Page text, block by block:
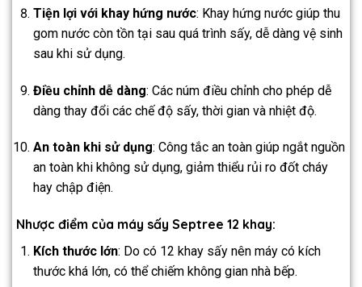
Tiện lợi với khay hứng nước: Khay hứng nước giúp thu
gom nước còn tồn tại sau quá trình sấy, dễ dàng vệ sinh
sau khi sử dụng.
Điều chỉnh dễ dàng: Các núm điều chỉnh cho phép dễ
dàng thay đổi các chế độ sấy, thời gian và nhiệt độ.
An toàn khi sử dụng: Công tắc an toàn giúp ngắt nguồn
an toàn khi không sử dụng, giảm thiểu rủi ro đốt cháy
hay chập điện.
Nhược điểm của máy sấy Septree 12 khay:
Kích thước lớn: Do có 12 khay sấy nên máy có kích
thước khá lớn, có thể chiếm không gian nhà bếp.